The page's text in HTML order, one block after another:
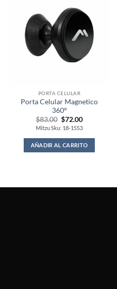
PORTA CELULAR
Porta Celular Magnetico
360°
$83.00 Original
price
was:
$83.00.
$72.00Current
price
is:
$72.00.
Mitzu Sku: 18-1553
AÑADIR AL CARRITO